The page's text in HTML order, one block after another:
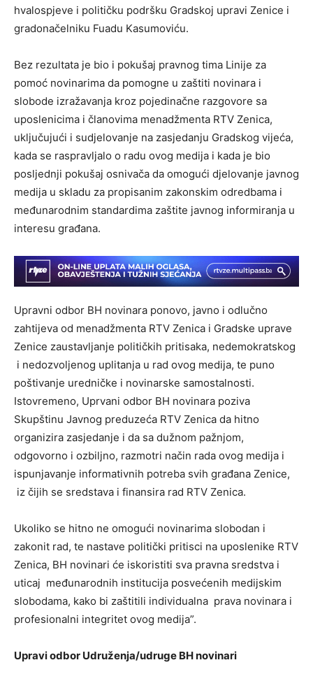
hvalospjeve i političku podršku Gradskoj upravi Zenice i
gradonačelniku Fuadu Kasumoviću.
Bez rezultata je bio i pokušaj pravnog tima Linije za
pomoć novinarima da pomogne u zaštiti novinara i
slobode izražavanja kroz pojedinačne razgovore sa
uposlenicima i članovima menadžmenta RTV Zenica,
uključujući i sudjelovanje na zasjedanju Gradskog vijeća,
kada se raspravljalo o radu ovog medija i kada je bio
posljednji pokušaj osnivača da omogući djelovanje javnog
medija u skladu za propisanim zakonskim odredbama i
međunarodnim standardima zaštite javnog informiranja u
interesu građana.
Upravni odbor BH novinara ponovo, javno i odlučno
zahtijeva od menadžmenta RTV Zenica i Gradske uprave
Zenice zaustavljanje političkih pritisaka, nedemokratskog
i nedozvoljenog uplitanja u rad ovog medija, te puno
poštivanje uredničke i novinarske samostalnosti.
Istovremeno, Uprvani odbor BH novinara poziva
Skupštinu Javnog preduzeća RTV Zenica da hitno
organizira zasjedanje i da sa dužnom pažnjom,
odgovorno i ozbiljno, razmotri način rada ovog medija i
ispunjavanje informativnih potreba svih građana Zenice,
iz čijih se sredstava i finansira rad RTV Zenica.
Ukoliko se hitno ne omogući novinarima slobodan i
zakonit rad, te nastave politički pritisci na uposlenike RTV
Zenica, BH novinari će iskoristiti sva pravna sredstva i
uticaj međunarodnih institucija posvećenih medijskim
slobodama, kako bi zaštitili individualna prava novinara i
profesionalni integritet ovog medija”.
Upravi odbor Udruženja/udruge BH novinari